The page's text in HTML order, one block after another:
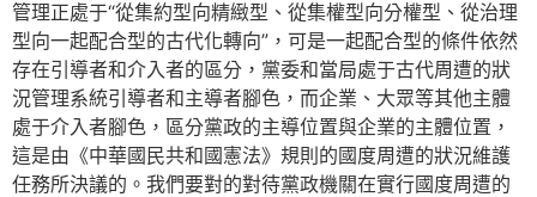
管理正處于“從集約型向精緻型、從集權型向分權型、從治理
型向一起配合型的古代化轉向”，可是一起配合型的條件依然
存在引導者和介入者的區分，黨委和當局處于古代周遭的狀
況管理系統引導者和主導者腳色，而企業、大眾等其他主體
處于介入者腳色，區分黨政的主導位置與企業的主體位置，
這是由《中華國民共和國憲法》規則的國度周遭的狀況維護
任務所決議的。我們要對的對待黨政機關在實行國度周遭的